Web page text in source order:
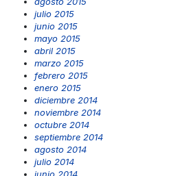
julio 2015
junio 2015
mayo 2015
abril 2015
marzo 2015
febrero 2015
enero 2015
diciembre 2014
noviembre 2014
octubre 2014
septiembre 2014
agosto 2014
julio 2014